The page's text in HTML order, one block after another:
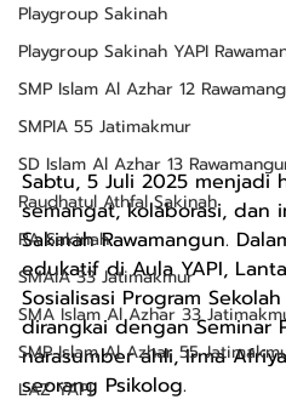
Playgroup Sakinah
Playgroup Sakinah YAPI
SMP Islam Al Azhar 12
SMPIA 55 Jatimakmur
SD Islam Al Azhar 13
Raudhatul Athfal Sakinah
RA Sakinah
SMAIA 33 Jatimakmur
SMA Islam Al Azhar 33
SMP Islam Al Azhar 55
LAZ YAPI
Sabtu, 5 Juli 2025 menjadi
semangat, kolaborasi, dan
Sakinah Rawamangun.
edukatif di Aula YAPI,
Sosialisasi Program
dirangkai dengan Seminar
narasumber ahli, Irma
seorang Psikolog.